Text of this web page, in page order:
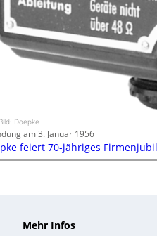
Doepke
am 3. Januar 1956
feiert 70-jähriges
Mehr Infos